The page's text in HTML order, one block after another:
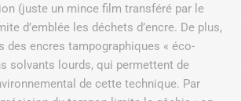
(juste un mince film transféré par le
d’emblée les déchets d’encre. De plus,
des encres tampographiques « éco-
solvants lourds, qui permettent de
de cette technique. Par